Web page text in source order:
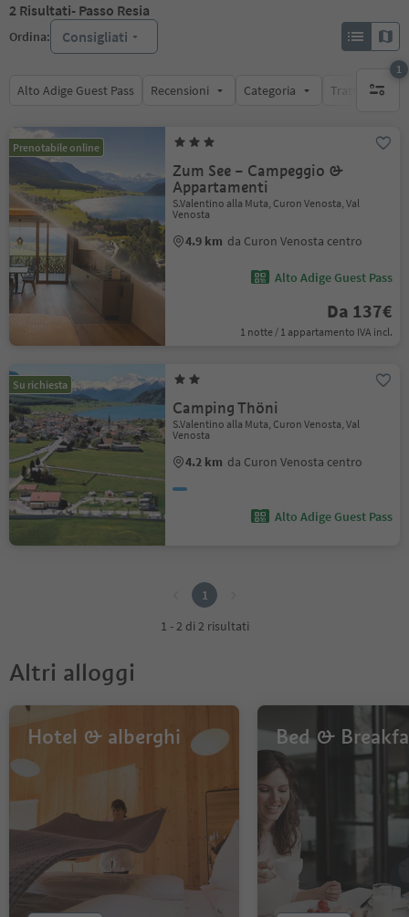
2 Risultati- Passo Resia
Ordina: Consigliati
Alto Adige Guest Pass Recensioni Categoria Trattamento
1
1 filtro
Prenotabile online
Zum See – Campeggio &
Appartamenti
S.Valentino alla Muta, Curon Venosta, Val
Venosta
4.9 km da Curon Venosta centro
Alto Adige Guest Pass
Da 137€
1 notte / 1 appartamento IVA incl.
Su richiesta
Camping Thöni
S.Valentino alla Muta, Curon Venosta, Val
Venosta
4.2 km da Curon Venosta centro
Alto Adige Guest Pass
1
1 - 2 di 2 risultati
Altri alloggi
Hotel & alberghi Bed &